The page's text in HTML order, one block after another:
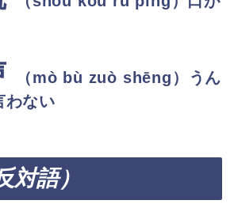
（mò bù zuò shēng ）うん
わない
対語）